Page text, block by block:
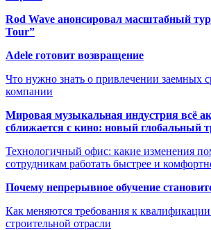
Rod Wave анонсировал масштабный
Tour”
Adele готовит возвращение
Что нужно знать о привлечении заемных
компании
Мировая музыкальная индустрия всё
сближается с кино: новый глобальный
Технологичный офис: какие изменения
сотрудникам работать быстрее и
Почему непрерывное обучение
Как меняются требования к
строительной отрасли